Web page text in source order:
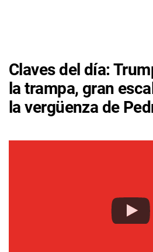
Claves del día:
la trampa, gran
la vergüenza de